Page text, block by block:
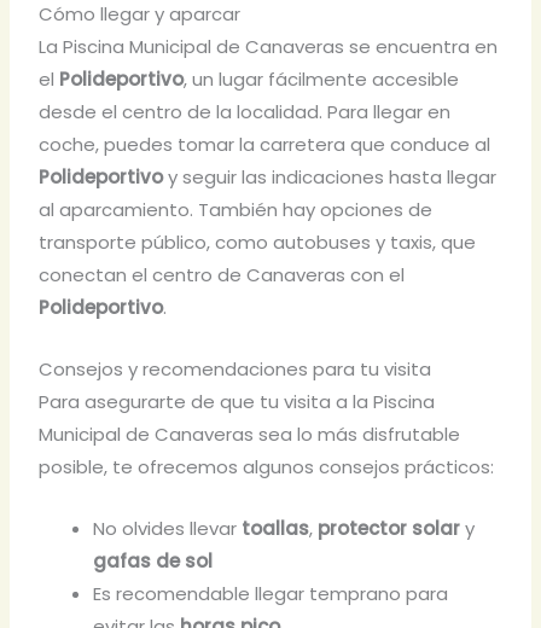
Cómo llegar y aparcar
La Piscina Municipal de Canaveras se encuentra en
el Polideportivo, un lugar fácilmente accesible
desde el centro de la localidad. Para llegar en
coche, puedes tomar la carretera que conduce al
Polideportivoy seguir las indicaciones hasta llegar
al aparcamiento. También hay opciones de
transporte público, como autobuses y taxis, que
conectan el centro de Canaveras con el
Polideportivo.
Consejos y recomendaciones para tu visita
Para asegurarte de que tu visita a la Piscina
Municipal de Canaveras sea lo más disfrutable
posible, te ofrecemos algunos consejos prácticos:
No olvides llevar toallas, protector solary
gafas de sol
Es recomendable llegar temprano para